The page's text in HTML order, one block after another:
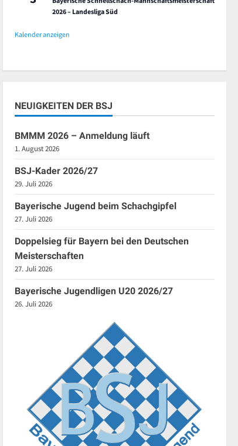
2026 – Landesliga Süd
Kalender anzeigen
NEUIGKEITEN DER BSJ
BMMM 2026 – Anmeldung läuft
1. August 2026
BSJ-Kader 2026/27
29. Juli 2026
Bayerische Jugend beim Schachgipfel
27. Juli 2026
Doppelsieg für Bayern bei den Deutschen
Meisterschaften
27. Juli 2026
Bayerische Jugendligen U20 2026/27
26. Juli 2026